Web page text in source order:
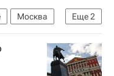
Еще2
Москва